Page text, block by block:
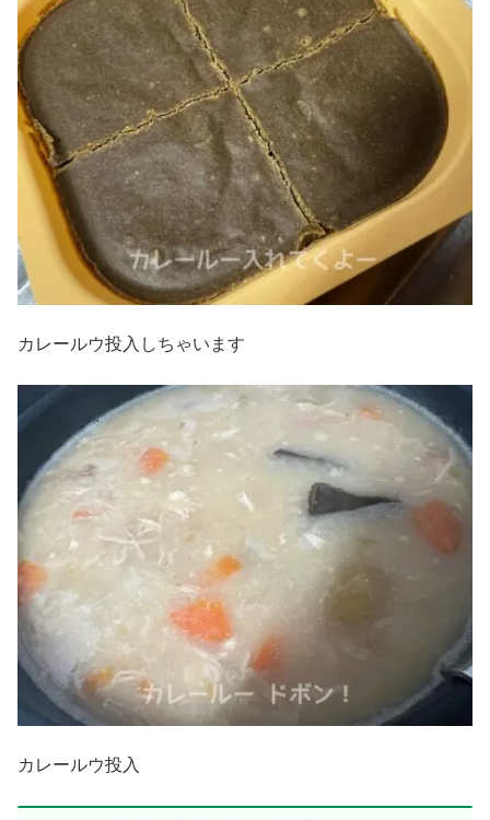
カレールウ投入しちゃいます
カレールウ投入